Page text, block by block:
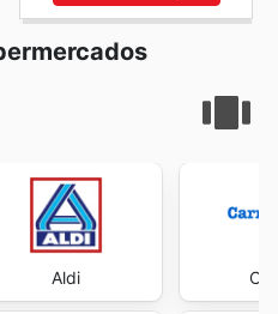
Aldi